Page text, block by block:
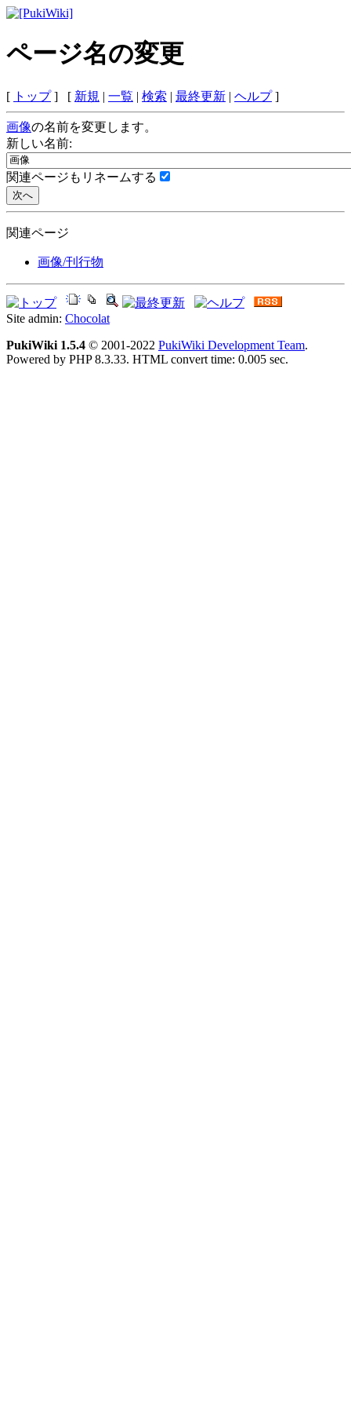
ページ名の変更
[ トップ] [ 新規 | 一覧 | 検索 | 最終更新 | ヘルプ]
画像の名前を変更します。
新しい名前:
関連ページもリネームする
関連ページ
画像/刊行物
Site admin: Chocolat
PukiWiki 1.5.4 © 2001-2022 PukiWiki Development Team.
Powered by PHP 8.3.33. HTML convert time: 0.005 sec.